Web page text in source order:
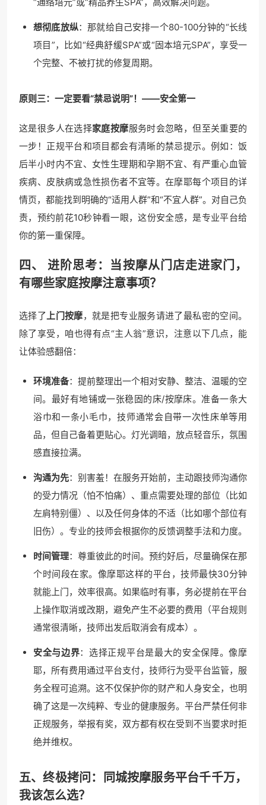
想彻底放纵：那就给自己安排一个80-100分钟的“长线
项目”，比如“经典舒缓SPA”或“固本培元SPA”，享受一
个完整、不被打扰的修复周期。
原则三：一定要看“禁忌说明”！——安全第一
这是很多人在选择家庭按摩服务时会忽略，但至关重要的
一步！正规平台和项目都会有清晰的禁忌提示。例如：饭
后半小时内不宜、女性生理期和孕期不宜、有严重心血管
疾病、皮肤病或急性损伤者不宜等。在摩耶每个项目的详
情页，都能找到明确的“适用人群”和“不宜人群”。对自己负
责，预约前花10秒钟看一眼，这份安全感，是专业平台给
你的第一重保障。
四、 进阶思考：当按摩从门店走进家门，
有哪些家庭按摩注意事项？
选择了 上门按摩，就是把专业服务请进了最私密的空间。
除了享受，咱也得有点“主人翁”意识，注意以下几点，能
让体验感翻倍：
环境准备：提前整理出一个相对安静、整洁、温暖的空
间。最好有地铺或一张稳固的床/按摩床。准备一条大
浴巾和一条小毛巾，技师通常会自带一次性床单等用
品，但自己备着更贴心。灯光调暗，放点轻音乐，氛围
感直接拉满。
沟通为先：别害羞！在服务开始前，主动跟技师沟通你
的受力情况（怕不怕痛）、重点需要处理的部位（比如
左肩特别僵）、以及任何身体的不适（比如哪个部位有
旧伤）。专业的技师会根据你的反馈调整手法和力度。
时间管理：尊重彼此的时间。预约好后，尽量确保在那
个时间段在家。像摩耶这样的平台，技师最快30分钟
就能上门，效率很高。如果临时有事，务必提前在平台
上操作取消或改期，避免产生不必要的费用（平台规则
通常很清晰，技师出发后取消会有成本）。
安全与边界：选择正规平台是最大的安全保障。像摩
耶，所有费用通过平台支付，技师行为受平台监管，服
务全程可追溯。这不仅保护你的财产和人身安全，也明
确了这是一次纯粹、专业的健康服务。平台严禁任何非
正规服务，举报有奖，双方都有权在受到不当要求时拒
绝并维权。
五、终极拷问：同城按摩服务平台千千万，
我该怎么选？